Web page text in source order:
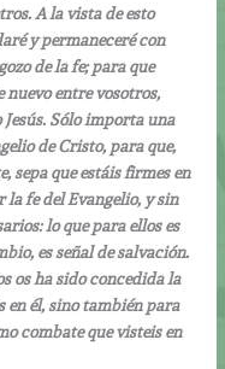
A la vista de esto
y permaneceré con
de la fe; para que
nuevo entre vosotros,
Sólo importa una
de Cristo, para que,
sepa que estáis firmes en
fe del Evangelio, y sin
lo que para ellos es
es señal de salvación.
os ha sido concedida la
en él, sino también para
combate que visteis en